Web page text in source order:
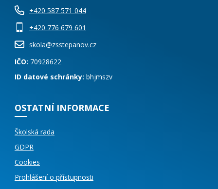
+420 587 571 044
+420 776 679 601
skola@zsstepanov.cz
IČO: 70928622
ID datové schránky: bhjmszv
OSTATNÍ INFORMACE
Školská rada
GDPR
Cookies
Prohlášení o přístupnosti